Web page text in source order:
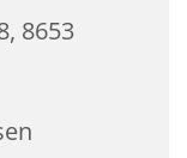
8653